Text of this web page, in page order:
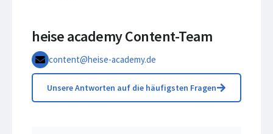
heise academy Content-Team
content@heise-academy.de
Unsere Antworten auf die häufigsten Fragen